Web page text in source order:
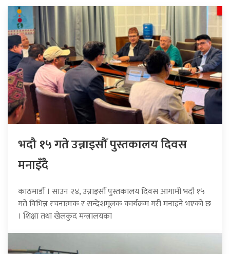
भदौ १५ गते उन्नाइसौँ पुस्तकालय दिवस
मनाइँदै
काठमाडौँ । साउन २४, उन्नाइसौँ पुस्तकालय दिवस आगामी भदौ १५
गते विभिन्न रचनात्मक र सन्देशमूलक कार्यक्रम गरी मनाइने भएको छ
। शिक्षा तथा खेलकुद मन्त्रालयका